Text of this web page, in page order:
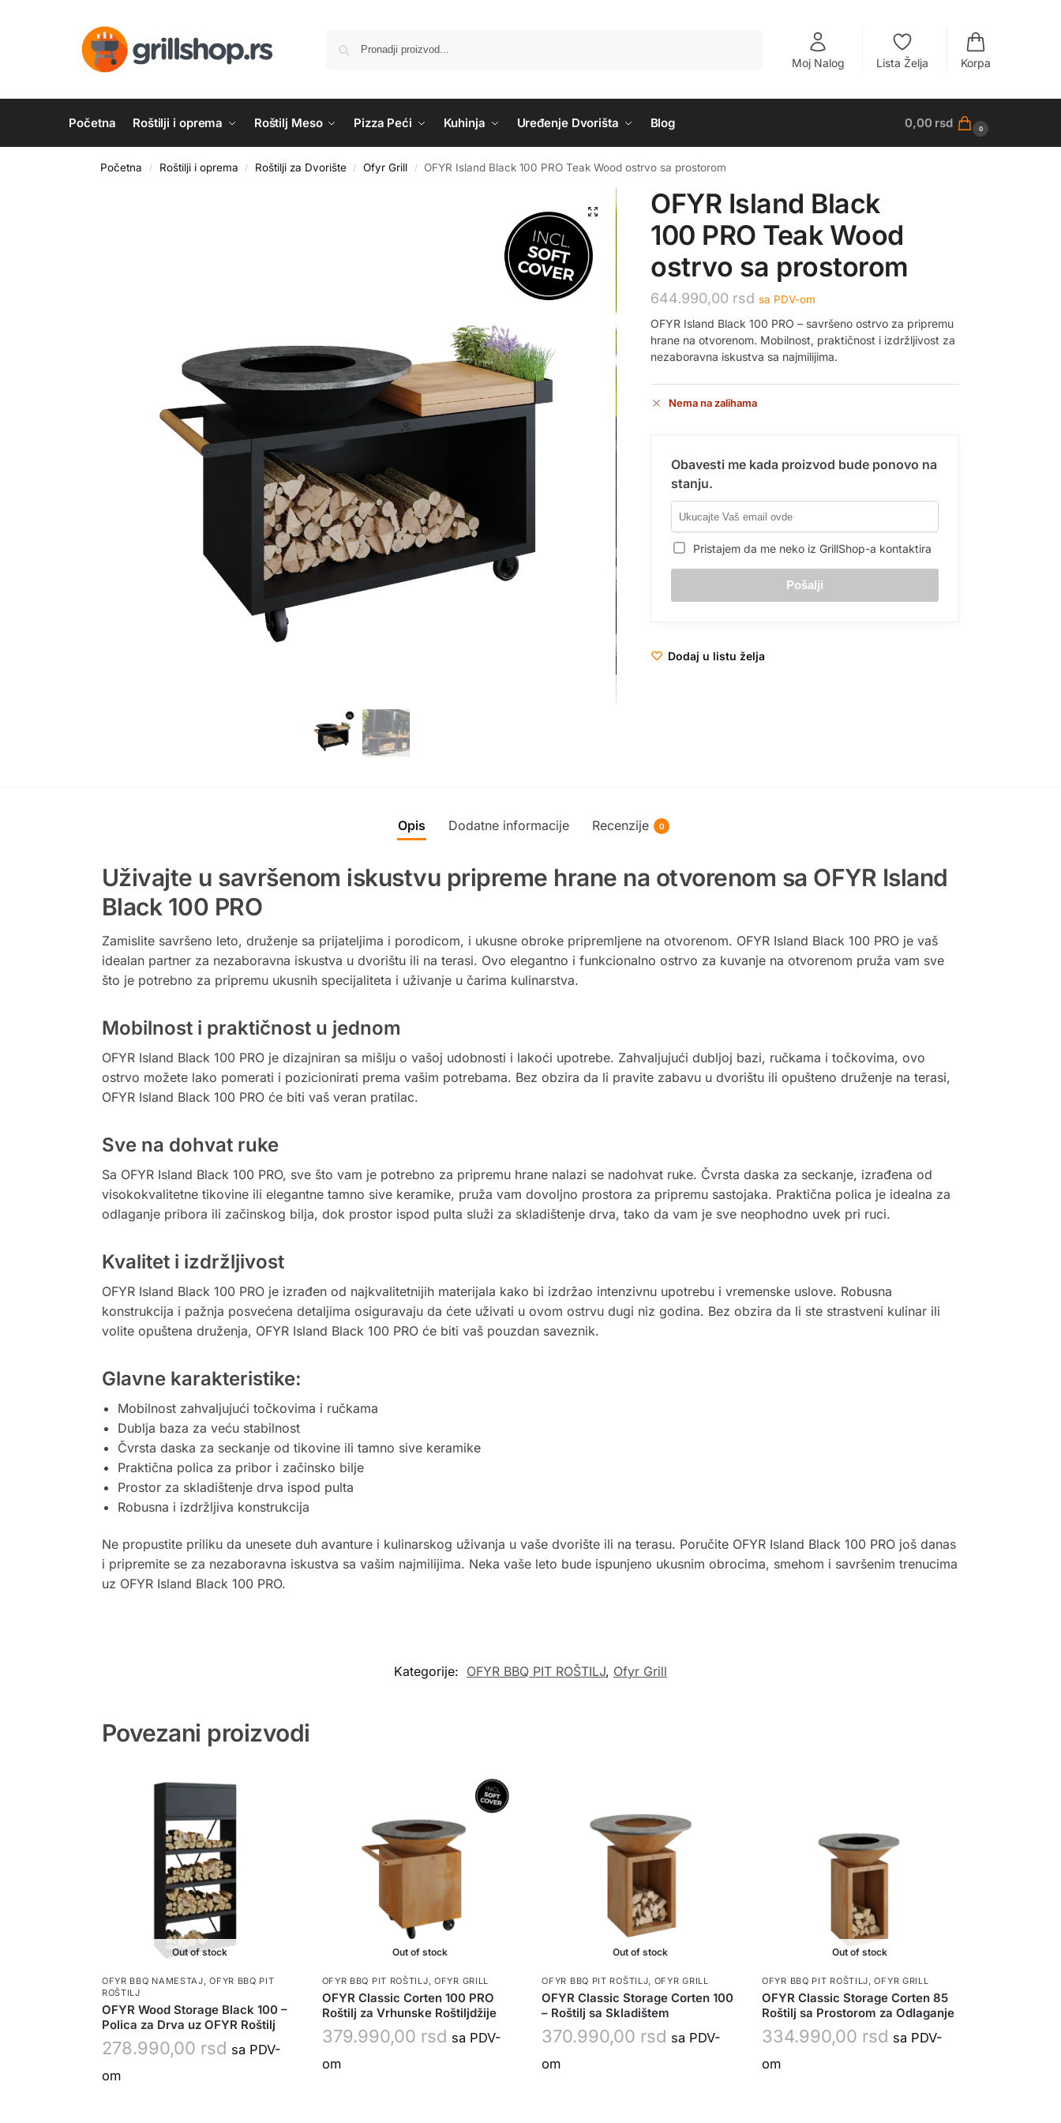
Moj Nalog Lista Želja Korpa
Početna Roštilji i oprema Roštilj Meso Pizza Peći Kuhinja Uređenje Dvorišta Blog 0,00 rsd 0
Početna / Roštilji i oprema / Roštilji za Dvorište / Ofyr Grill / OFYR Island Black 100 PRO Teak Wood ostrvo sa prostorom
OFYR Island Black
100 PRO Teak Wood
ostrvo sa prostorom
644.990,00 rsd sa PDV-om
OFYR Island Black 100 PRO – savršeno ostrvo za pripremu
hrane na otvorenom. Mobilnost, praktičnost i izdržljivost za
nezaboravna iskustva sa najmilijima.
Nema na zalihama
Obavesti me kada proizvod bude ponovo na
stanju.
Pristajem da me neko iz GrillShop-a kontaktira
Dodaj u listu želja
Opis Dodatne informacije Recenzije 0
Uživajte u savršenom iskustvu pripreme hrane na otvorenom sa OFYR Island
Black 100 PRO
Zamislite savršeno leto, druženje sa prijateljima i porodicom, i ukusne obroke pripremljene na otvorenom. OFYR Island Black 100 PRO je vaš
idealan partner za nezaboravna iskustva u dvorištu ili na terasi. Ovo elegantno i funkcionalno ostrvo za kuvanje na otvorenom pruža vam sve
što je potrebno za pripremu ukusnih specijaliteta i uživanje u čarima kulinarstva.
Mobilnost i praktičnost u jednom
OFYR Island Black 100 PRO je dizajniran sa mišlju o vašoj udobnosti i lakoći upotrebe. Zahvaljujući dubljoj bazi, ručkama i točkovima, ovo
ostrvo možete lako pomerati i pozicionirati prema vašim potrebama. Bez obzira da li pravite zabavu u dvorištu ili opušteno druženje na terasi,
OFYR Island Black 100 PRO će biti vaš veran pratilac.
Sve na dohvat ruke
Sa OFYR Island Black 100 PRO, sve što vam je potrebno za pripremu hrane nalazi se nadohvat ruke. Čvrsta daska za seckanje, izrađena od
visokokvalitetne tikovine ili elegantne tamno sive keramike, pruža vam dovoljno prostora za pripremu sastojaka. Praktična polica je idealna za
odlaganje pribora ili začinskog bilja, dok prostor ispod pulta služi za skladištenje drva, tako da vam je sve neophodno uvek pri ruci.
Kvalitet i izdržljivost
OFYR Island Black 100 PRO je izrađen od najkvalitetnijih materijala kako bi izdržao intenzivnu upotrebu i vremenske uslove. Robusna
konstrukcija i pažnja posvećena detaljima osiguravaju da ćete uživati u ovom ostrvu dugi niz godina. Bez obzira da li ste strastveni kulinar ili
volite opuštena druženja, OFYR Island Black 100 PRO će biti vaš pouzdan saveznik.
Glavne karakteristike:
Mobilnost zahvaljujući točkovima i ručkama
Dublja baza za veću stabilnost
Čvrsta daska za seckanje od tikovine ili tamno sive keramike
Praktična polica za pribor i začinsko bilje
Prostor za skladištenje drva ispod pulta
Robusna i izdržljiva konstrukcija
Ne propustite priliku da unesete duh avanture i kulinarskog uživanja u vaše dvorište ili na terasu. Poručite OFYR Island Black 100 PRO još danas
i pripremite se za nezaboravna iskustva sa vašim najmilijima. Neka vaše leto bude ispunjeno ukusnim obrocima, smehom i savršenim trenucima
uz OFYR Island Black 100 PRO.
Kategorije: OFYR BBQ PIT ROŠTILJ, Ofyr Grill
Povezani proizvodi
Out of stock
OFYR BBQ NAMESTAJ,OFYR BBQ PIT
ROŠTILJ
OFYR Wood Storage Black 100 –
Polica za Drva uz OFYR Roštilj
278.990,00 rsd sa PDV-
om
Out of stock
OFYR BBQ PIT ROŠTILJ, OFYR GRILL
OFYR Classic Corten 100 PRO
Roštilj za Vrhunske Roštiljdžije
379.990,00 rsd sa PDV-
om
Out of stock
OFYR BBQ PIT ROŠTILJ, OFYR GRILL
OFYR Classic Storage Corten 100
– Roštilj sa Skladištem
370.990,00 rsd sa PDV-
om
Out of stock
OFYR BBQ PIT ROŠTILJ,OFYR GRILL
OFYR Classic Storage Corten 85
Roštilj sa Prostorom za Odlaganje
334.990,00 rsd sa PDV-
om